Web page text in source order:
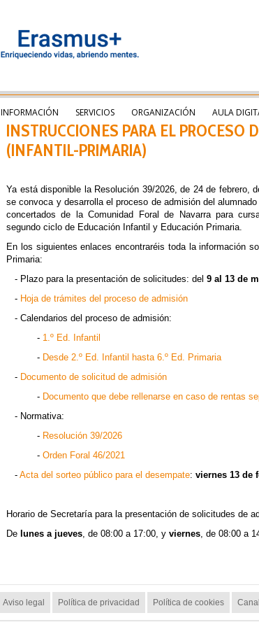
INFORMACIÓN SERVICIOS ORGANIZACIÓN AULA
INSTRUCCIONES PARA EL PROCESO
(INFANTIL-PRIMARIA)
Ya está disponible la Resolución 39/2026, de 24 de febrero,
se convoca y desarrolla el proceso de admisión del
concertados de la Comunidad Foral de Navarra para
segundo ciclo de Educación Infantil y Educación Primaria.
En los siguientes enlaces encontraréis toda la información
Primaria:
- Plazo para la presentación de solicitudes: del 9 al 13 de
- Hoja de trámites del proceso de admisión
- Calendarios del proceso de admisión:
- 1.º Ed. Infantil
- Desde 2.º Ed. Infantil hasta 6.º Ed. Primaria
- Documento de solicitud de admisión
- Documento que debe rellenarse en caso de rentas
- Normativa:
- Resolución 39/2026
- Orden Foral 46/2021
- Acta del sorteo público para el desempate: viernes 13 de
Horario de Secretaría para la presentación de solicitudes de
De lunes a jueves, de 08:00 a 17:00, y viernes, de 08:00 a
Aviso legal Política de privacidad Política de cookies